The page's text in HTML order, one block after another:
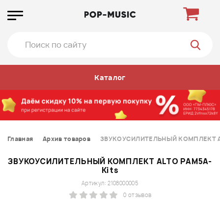
Каталог
Главная Архив товаров ЗВУКОУСИЛИТЕЛЬНЫЙ КОМПЛЕКТ
ЗВУКОУСИЛИТЕЛЬНЫЙ КОМПЛЕКТ ALTO PAM5A-
Kits
Артикул: 2108000005
0 отзывов